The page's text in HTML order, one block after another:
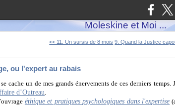
Moleskine et Moi ...
<< 11. Un sursis de 8 mois 9. Quand la Justice
ou l'expert au rabais
cache un de mes grands énervements de ces derniers
d’Outreau.
éthique et pratiques psychologiques dans l'expertise